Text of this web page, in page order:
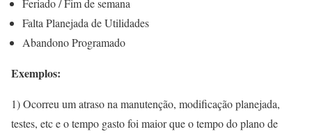
Feriado / Fim de semana
Falta Planejada de Utilidades
Abandono Programado
Exemplos:
1) Ocorreu um atraso na manutenção, modificação planejada,
testes, etc e o tempo gasto foi maior que o tempo do plano de